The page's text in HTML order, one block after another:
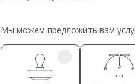
Мы можем предложить вам